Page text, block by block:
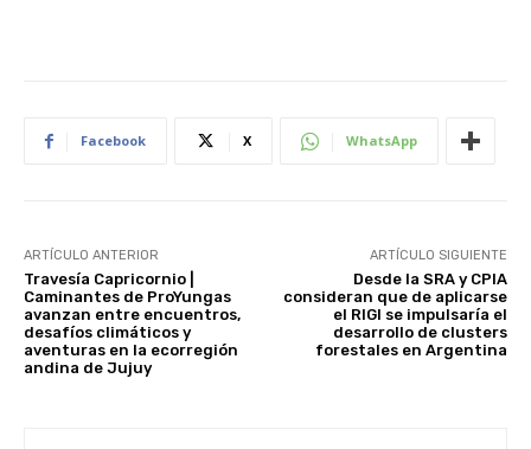
Facebook X WhatsApp
ARTÍCULO ANTERIOR
Travesía Capricornio |
Caminantes de ProYungas
avanzan entre encuentros,
desafíos climáticos y
aventuras en la ecorregión
andina de Jujuy
ARTÍCULO SIGUIENTE
Desde la SRA y CPIA
consideran que de aplicarse
el RIGI se impulsaría el
desarrollo de clusters
forestales en Argentina